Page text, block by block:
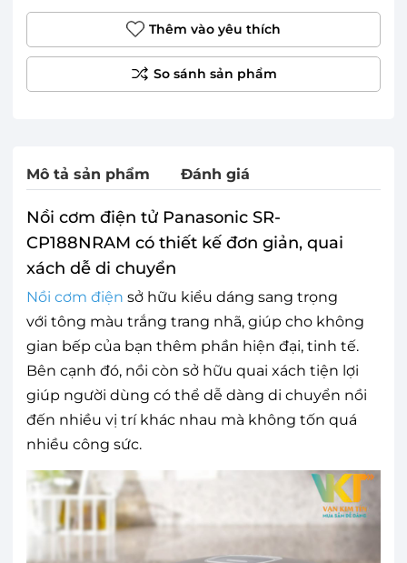
Thêm vào yêu thích
Mô tả sản phẩm Đánh giá
Nồi cơm điện tử Panasonic SR-
CP188NRAM có thiết kế đơn giản, quai
xách dễ di chuyển
Nồi cơm điện sở hữu kiểu dáng sang trọng
với tông màu trắng trang nhã, giúp cho không
gian bếp của bạn thêm phần hiện đại, tinh tế.
Bên cạnh đó, nồi còn sở hữu quai xách tiện lợi
giúp người dùng có thể dễ dàng di chuyển nồi
đến nhiều vị trí khác nhau mà không tốn quá
nhiều công sức.